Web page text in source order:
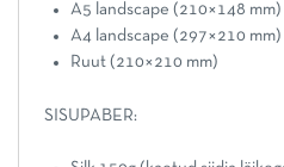
A5 landscape (210×148 mm)
A4 landscape (297×210 mm)
Ruut (210×210 mm)
SISUPABER: